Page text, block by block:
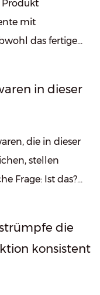
mit
das fertige
erfordert d...
in dieser
die in dieser
stellen
Frage: Ist das?
die
konsistent